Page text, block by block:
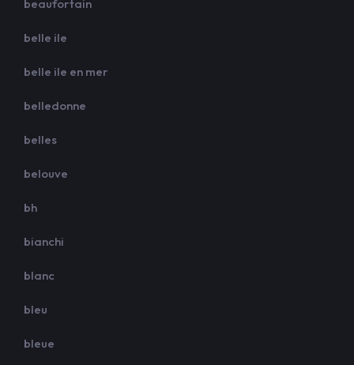
beaufortain
belle ile
belle ile en mer
belledonne
belles
belouve
bh
bianchi
blanc
bleu
bleue